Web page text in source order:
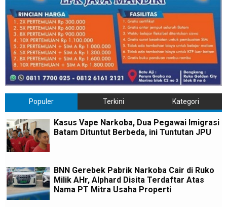
Populer Terkini Kategori
Kasus Vape Narkoba, Dua Pegawai Imigrasi
Batam Dituntut Berbeda, ini Tuntutan JPU
BNN Gerebek Pabrik Narkoba Cair di Ruko
Milik AHr, Alphard Disita Terdaftar Atas
Nama PT Mitra Usaha Properti